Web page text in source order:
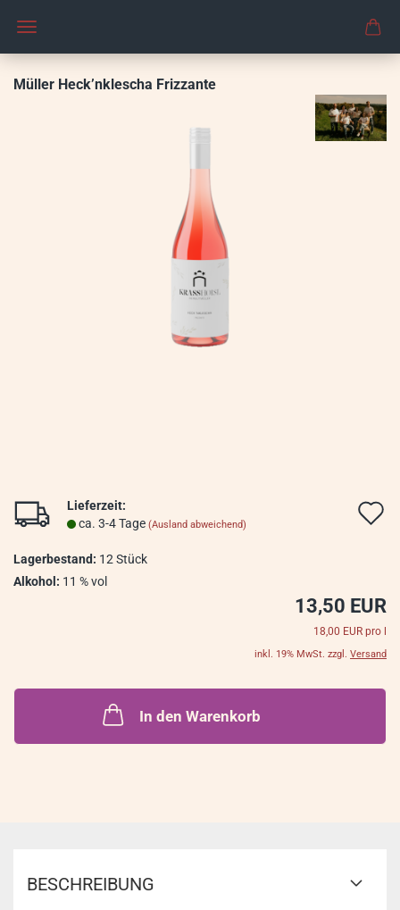
Müller Heck’nklescha Frizzante
Lieferzeit:
ca. 3-4 Tage (Ausland abweichend)
Lagerbestand: 12 Stück
Alkohol: 11 % vol
13,50 EUR
18,00 EUR pro l
inkl. 19% MwSt. zzgl. Versand
In den Warenkorb
BESCHREIBUNG